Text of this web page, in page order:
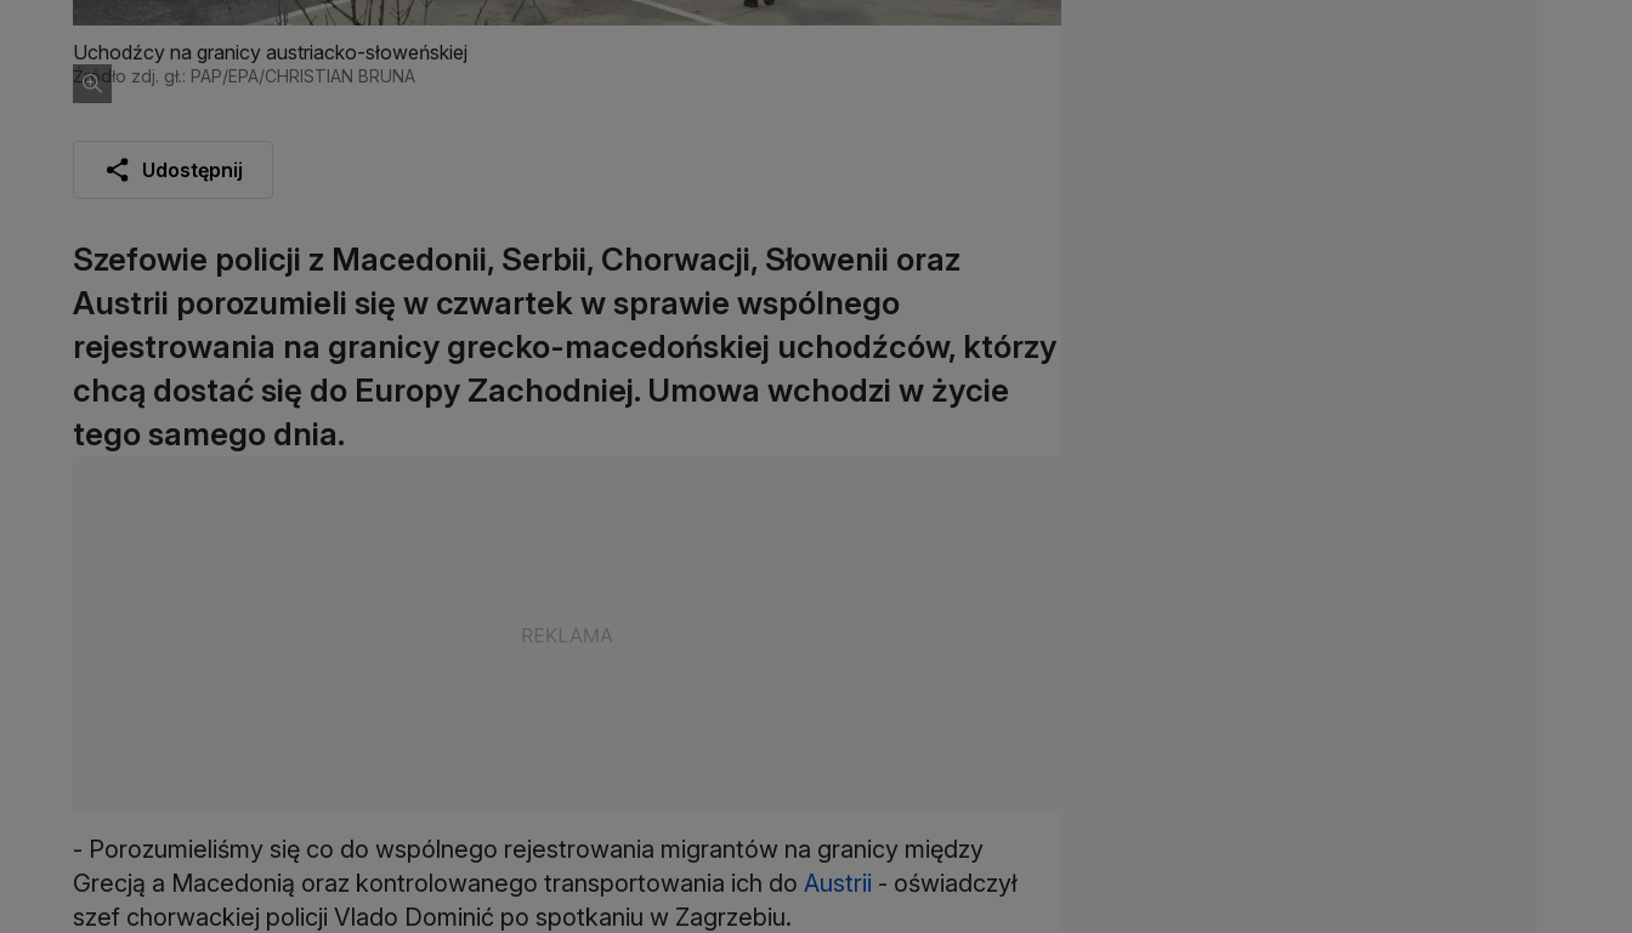
Uchodźcy na granicy austriacko-słoweńskiej
Źródło zdj. gł.: PAP/EPA/CHRISTIAN BRUNA
Udostępnij
Szefowie policji z Macedonii, Serbii, Chorwacji, Słowenii oraz
Austrii porozumieli się w czwartek w sprawie wspólnego
rejestrowania na granicy grecko-macedońskiej uchodźców, którzy
chcą dostać się do Europy Zachodniej. Umowa wchodzi w życie
tego samego dnia.
- Porozumieliśmy się co do wspólnego rejestrowania migrantów na granicy między
Grecją a Macedonią oraz kontrolowanego transportowania ich do Austrii - oświadczył
szef chorwackiej policji Vlado Dominić po spotkaniu w Zagrzebiu.